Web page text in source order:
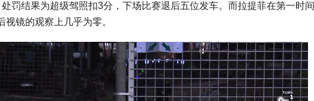
罚结果为超级驾照扣3分，下场比赛退后五位发车。而拉提菲在第一时间
镜的观察上几乎为零。